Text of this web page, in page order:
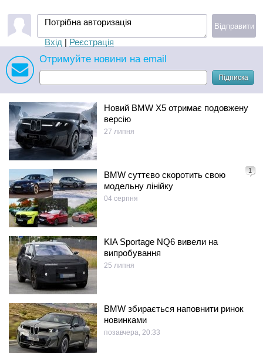
Потрібна авторизація
Вхід | Реєстрація
Відправити
Отримуйте новини на email
Підписка
Новий BMW X5 отримає подовжену
версію
27 липня
1
BMW суттєво скоротить свою
модельну лінійку
04 серпня
KIA Sportage NQ6 вивели на
випробування
25 липня
BMW збирається наповнити ринок
новинками
позавчера, 20:33